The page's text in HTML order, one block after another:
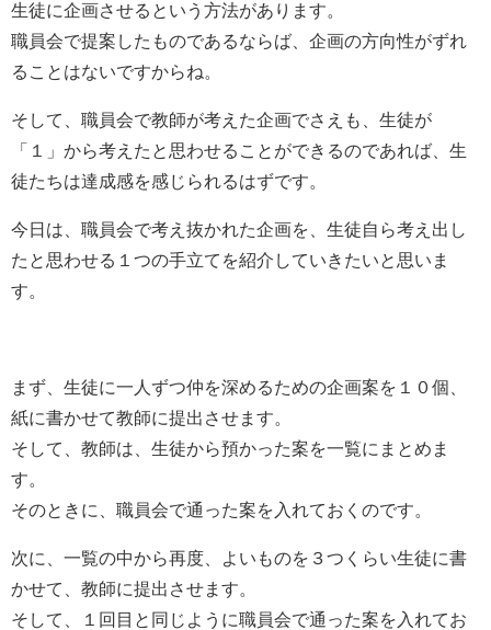
生徒に企画させるという方法があります。
職員会で提案したものであるならば、企画の方向性がずれ
ることはないですからね。
そして、職員会で教師が考えた企画でさえも、生徒が
「１」から考えたと思わせることができるのであれば、生
徒たちは達成感を感じられるはずです。
今日は、職員会で考え抜かれた企画を、生徒自ら考え出し
たと思わせる１つの手立てを紹介していきたいと思いま
す。
まず、生徒に一人ずつ仲を深めるための企画案を１０個、
紙に書かせて教師に提出させます。
そして、教師は、生徒から預かった案を一覧にまとめま
す。
そのときに、職員会で通った案を入れておくのです。
次に、一覧の中から再度、よいものを３つくらい生徒に書
かせて、教師に提出させます。
そして、１回目と同じように職員会で通った案を入れてお